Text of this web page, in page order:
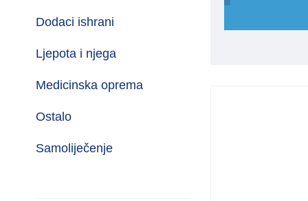
Dodaci ishrani
Ljepota i njega
Medicinska oprema
Ostalo
Samoliječenje